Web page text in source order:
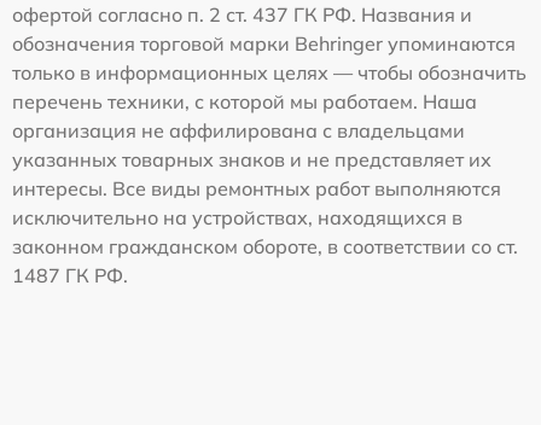
офертой согласно п. 2 ст. 437 ГК РФ. Названия и
обозначения торговой марки Behringer упоминаются
только в информационных целях — чтобы обозначить
перечень техники, с которой мы работаем. Наша
организация не аффилирована с владельцами
указанных товарных знаков и не представляет их
интересы. Все виды ремонтных работ выполняются
исключительно на устройствах, находящихся в
законном гражданском обороте, в соответствии со ст.
1487 ГК РФ.